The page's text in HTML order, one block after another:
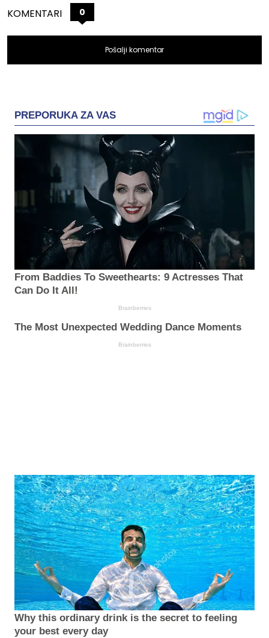
KOMENTARI 0
Pošalji komentar
PREPORUKA ZA VAS
From Baddies To Sweethearts: 9 Actresses That
Can Do It All!
Brainberries
The Most Unexpected Wedding Dance Moments
Brainberries
Why this ordinary drink is the secret to feeling
your best every day